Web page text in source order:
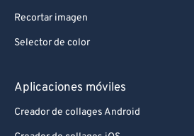
Recortar imagen
Selector de color
Aplicaciones móviles
Creador de collages Android